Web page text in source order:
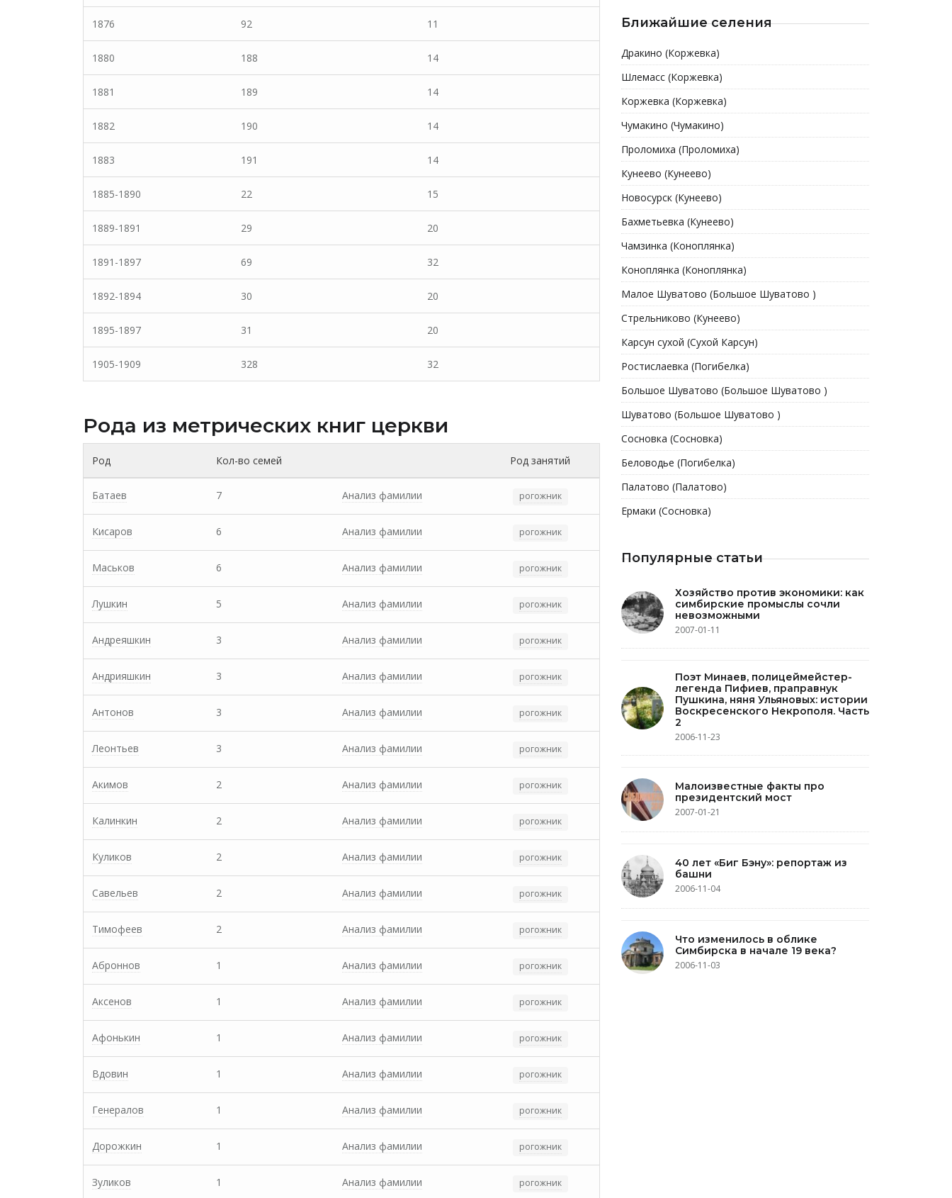
1876 92 11
1880 188 14
1881 189 14
1882 190 14
1883 191 14
1885-1890 22 15
1889-1891 29 20
1891-1897 69 32
1892-1894 30 20
1895-1897 31 20
1905-1909 328 32
Рода из метрических книг церкви
Род Кол-во семей Род занятий
Батаев 7 Анализ фамилии рогожник
Кисаров 6 Анализ фамилии рогожник
Маськов 6 Анализ фамилии рогожник
Лушкин 5 Анализ фамилии рогожник
Андреяшкин 3 Анализ фамилии рогожник
Андрияшкин 3 Анализ фамилии рогожник
Антонов 3 Анализ фамилии рогожник
Леонтьев 3 Анализ фамилии рогожник
Акимов 2 Анализ фамилии рогожник
Калинкин 2 Анализ фамилии рогожник
Куликов 2 Анализ фамилии рогожник
Савельев 2 Анализ фамилии рогожник
Тимофеев 2 Анализ фамилии рогожник
Аброннов 1 Анализ фамилии рогожник
Аксенов 1 Анализ фамилии рогожник
Афонькин 1 Анализ фамилии рогожник
Вдовин 1 Анализ фамилии рогожник
Генералов 1 Анализ фамилии рогожник
Дорожкин 1 Анализ фамилии рогожник
Зуликов 1 Анализ фамилии рогожник
Ближайшие селения
Дракино (Коржевка)
Шлемасс (Коржевка)
Коржевка (Коржевка)
Чумакино (Чумакино)
Проломиха (Проломиха)
Кунеево (Кунеево)
Новосурск (Кунеево)
Бахметьевка (Кунеево)
Чамзинка (Коноплянка)
Коноплянка (Коноплянка)
Малое Шуватово (Большое Шуватово )
Стрельниково (Кунеево)
Карсун сухой (Сухой Карсун)
Ростислаевка (Погибелка)
Большое Шуватово (Большое Шуватово )
Шуватово (Большое Шуватово )
Сосновка (Сосновка)
Беловодье (Погибелка)
Палатово (Палатово)
Ермаки (Сосновка)
Популярные статьи
Хозяйство против экономики: как
симбирские промыслы сочли
невозможными
2007-01-11
Поэт Минаев, полицеймейстер-
легенда Пифиев, праправнук
Пушкина, няня Ульяновых: истории
Воскресенского Некрополя. Часть
2
2006-11-23
Малоизвестные факты про
президентский мост
2007-01-21
40 лет «Биг Бэну»: репортаж из
башни
2006-11-04
Что изменилось в облике
Симбирска в начале 19 века?
2006-11-03